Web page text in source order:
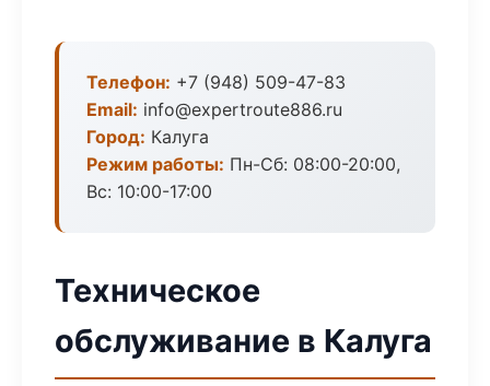
Телефон: +7 (948) 509-47-83
Email: info@expertroute886.ru
Город: Калуга
Режим работы: Пн-Сб: 08:00-20:00,
Вс: 10:00-17:00
Техническое
обслуживание в Калуга